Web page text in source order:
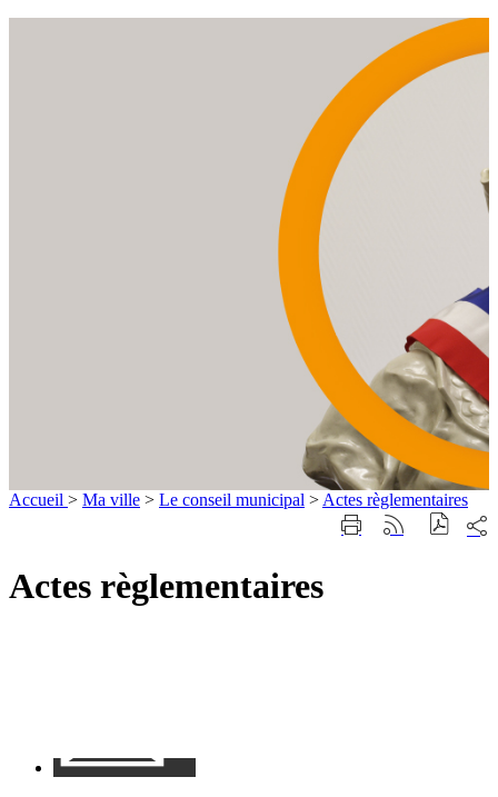
Accueil > Ma ville > Le conseil municipal > Actes règlementaires
ImprimerGénérer
sur
Actes règlementaires